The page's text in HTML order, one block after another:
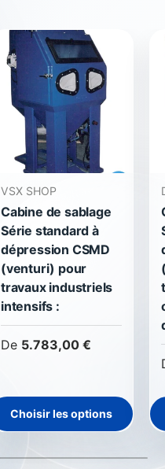
VSX SHOP
Cabine de sablage
Série standard à
dépression CSMD
(venturi) pour
travaux industriels
intensifs :
De 5.783,00 €
Choisir les options